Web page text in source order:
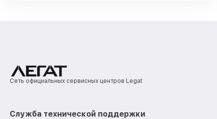
Сеть официальных сервисных центров Legat
Служба технической поддержки